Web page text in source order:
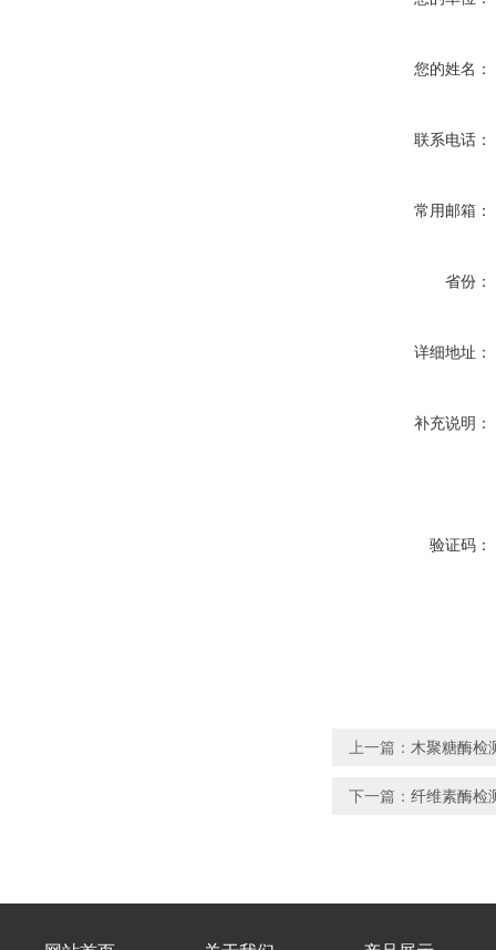
您的姓名：
联系电话：
常用邮箱：
省份：
详细地址：
补充说明：
验证码：
上一篇： 木聚糖酶检
下一篇： 纤维素酶检